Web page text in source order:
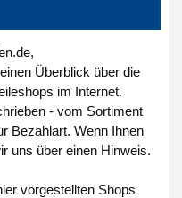
Überblick über die
im Internet.
- vom Sortiment
Bezahlart. Wenn Ihnen
uns über einen Hinweis.
vorgestellten Shops